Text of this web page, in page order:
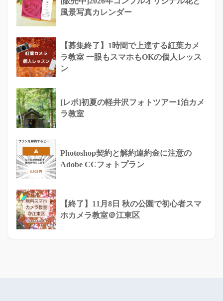
風景写真カレンダー
【募集終了】1時間で上達する紅葉カメ
ラ教室 一眼もスマホもOKの個人レッス
ン
[レポ]初夏の軽井沢フォトツアー1泊カメ
ラ教室
Photoshop契約と解約違約金に注意の
Adobe CCフォトプラン
【終了】11月8日 秋の公園で初心者スマ
ホカメラ教室＠江東区